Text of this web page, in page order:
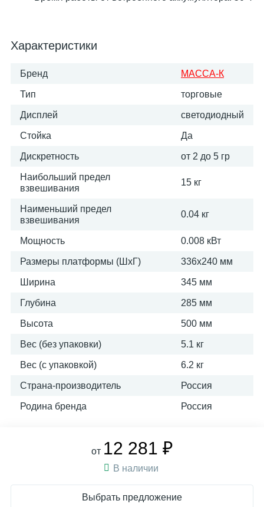
Характеристики
Бренд МАССА-К
Тип торговые
Дисплей светодиодный
Стойка Да
Дискретность от 2 до 5 гр
Наибольший предел
взвешивания
15 кг
Наименьший предел
взвешивания
0.04 кг
Мощность 0.008 кВт
Размеры платформы (ШxГ) 336х240 мм
Ширина 345 мм
Глубина 285 мм
Высота 500 мм
Вес (без упаковки) 5.1 кг
Вес (с упаковкой) 6.2 кг
Страна-производитель Россия
Родина бренда Россия
от 12 281 ₽
В наличии
Выбрать предложение